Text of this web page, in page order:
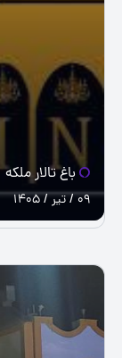
باغ تالار ملکه
09 / تیر / 1405